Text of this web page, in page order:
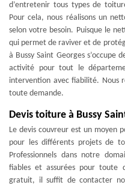
d’entretenir tous types de
Pour cela, nous réalisons un
selon votre besoin. Puisque le
qui permet de raviver et de
à Bussy Saint Georges s’occupe
activité pour tout le
intervention avec fiabilité. Nous
toute demande.
Devis toiture à Bussy
Le devis couvreur est un moyen
pour les différents projets de
Professionnels dans notre
fiables et assurées pour toute
gratuit, il suffit de contacter